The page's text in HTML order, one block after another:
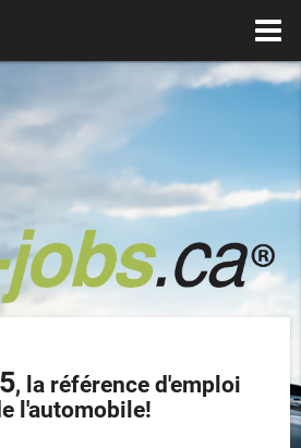
, la référence d'emploi
l'automobile!